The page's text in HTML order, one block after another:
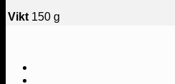
Vikt 150 g